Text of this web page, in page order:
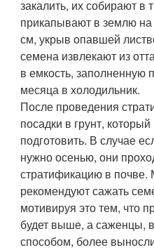
закалить, их собирают в
прикапывают в землю
см, укрыв опавшей
семена извлекают из
в емкость,
месяца в холодильник.
После проведения
посадки в грунт,
подготовить. В случае
нужно осенью, они
стратификацию в почве.
рекомендуют сажать
мотивируя это тем, что
будет выше, а саженцы,
способом, более